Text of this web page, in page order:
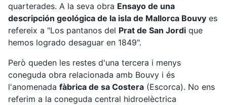
quarterades. A la seva obra Ensayo de una
descripción geológica de la isla de Mallorca Bouvy es
refereix a "Los pantanos del Prat de San Jordi que
hemos logrado desaguar en 1849".
Però queden les restes d'una tercera i menys
coneguda obra relacionada amb Bouvy i és
l'anomenada fàbrica de sa Costera (Escorca). No ens
referim a la coneguda central hidroelèctrica